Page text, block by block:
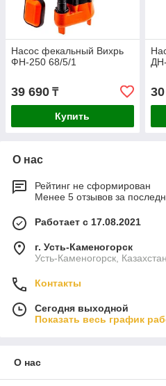
Насос фекальный Вихрь
ФН-250 68/5/1
39 690 ₸
Купить
О нас
Рейтинг не сформирован
Менее 5 отзывов за
Работает с 17.08.2021
г. Усть-Каменогорск
Усть-Каменогорск, Казахстан
Контакты
Сегодня выходной
Показать весь график
О нас